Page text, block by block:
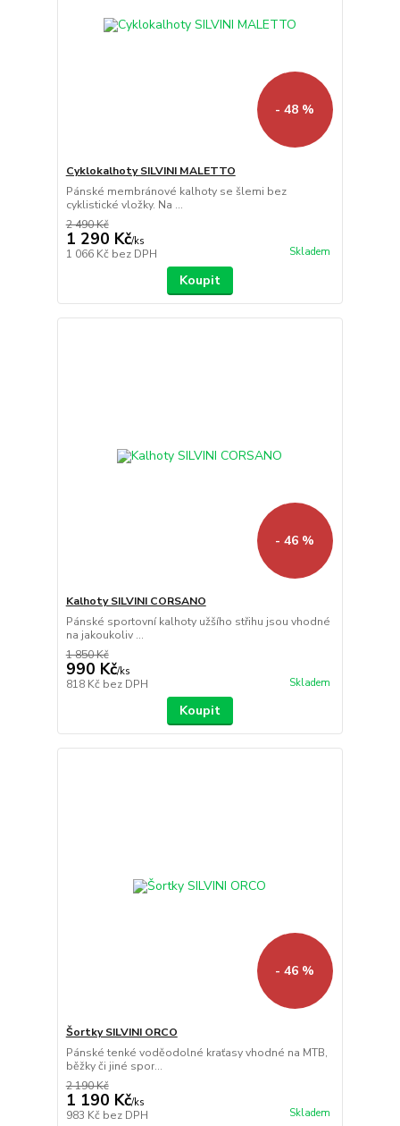
- 48 %
Cyklokalhoty SILVINI MALETTO
Pánské membránové kalhoty se šlemi bez
cyklistické vložky. Na ...
2 490 Kč
1 290 Kč/ks
1 066 Kč bez DPH Skladem
Koupit
- 46 %
Kalhoty SILVINI CORSANO
Pánské sportovní kalhoty užšího střihu jsou vhodné
na jakoukoliv ...
1 850 Kč
990 Kč/ks
818 Kč bez DPH Skladem
Koupit
- 46 %
Šortky SILVINI ORCO
Pánské tenké voděodolné kraťasy vhodné na MTB,
běžky či jiné spor...
2 190 Kč
1 190 Kč/ks
983 Kč bez DPH Skladem